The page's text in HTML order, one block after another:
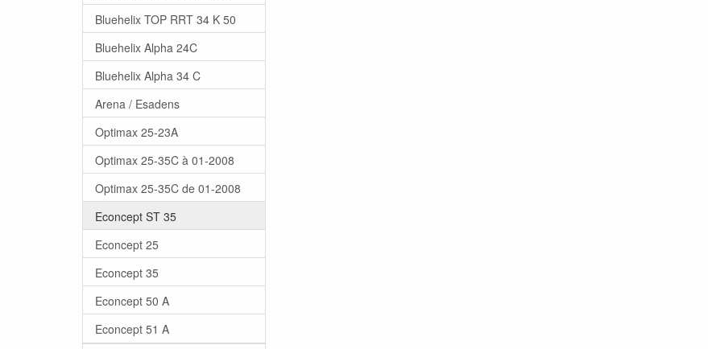
Bluehelix TOP RRT 34 K 50
Bluehelix Alpha 24C
Bluehelix Alpha 34 C
Arena / Esadens
Optimax 25-23A
Optimax 25-35C à 01-2008
Optimax 25-35C de 01-2008
Econcept ST 35
Econcept 25
Econcept 35
Econcept 50 A
Econcept 51 A